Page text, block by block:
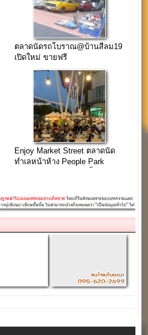
ตลาดนัดรถโบราณ@บ้านสีลม19
เปิดใหม่ ขายฟรี
Enjoy Market Street ตลาดนัด
ทำเลหน้าห้าง People Park